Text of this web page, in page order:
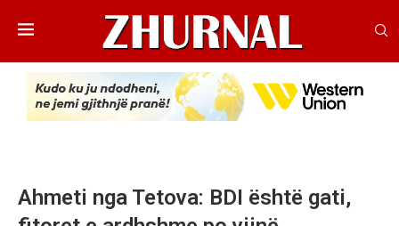
Ahmeti nga Tetova: BDI është gati,